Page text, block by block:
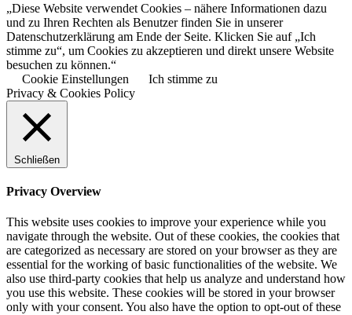
„Diese Website verwendet Cookies – nähere Informationen dazu
und zu Ihren Rechten als Benutzer finden Sie in unserer
Datenschutzerklärung am Ende der Seite. Klicken Sie auf „Ich
stimme zu“, um Cookies zu akzeptieren und direkt unsere Website
besuchen zu können.“
Cookie Einstellungen
Ich stimme zu
Privacy & Cookies Policy
Schließen
Privacy Overview
This website uses cookies to improve your experience while you
navigate through the website. Out of these cookies, the cookies that
are categorized as necessary are stored on your browser as they are
essential for the working of basic functionalities of the website. We
also use third-party cookies that help us analyze and understand how
you use this website. These cookies will be stored in your browser
only with your consent. You also have the option to opt-out of these